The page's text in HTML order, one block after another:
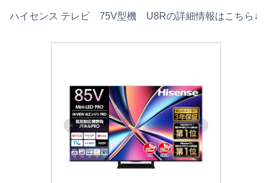
ハイセンス テレビ 75V型機 U8Rの詳細情報はこちら↓